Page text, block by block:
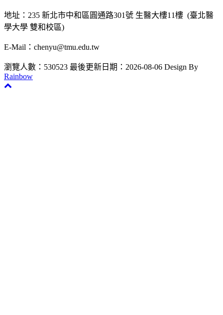
地址：235 新北市中和區圓通路301號 生醫大樓11樓 (臺北醫
學大學 雙和校區)
E-Mail：chenyu@tmu.edu.tw
瀏覽人數：530523 最後更新日期：2026-08-06 Design By
Rainbow